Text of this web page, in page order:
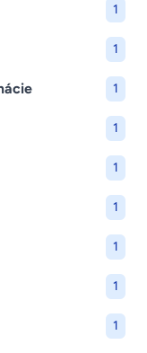
1
1
1
1
1
1
1
1
1